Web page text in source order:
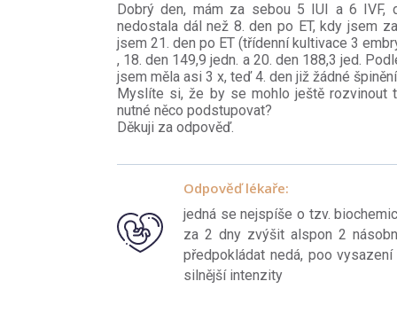
Dobrý den, mám za sebou 5 IUI a 6
nedostala dál než 8. den po ET, kdy jsem
jsem 21. den po ET (třídenní kultivace 3
, 18. den 149,9 jedn. a 20. den 188,3 jed.
jsem měla asi 3 x, teď 4. den již žádné
Myslíte si, že by se mohlo ještě rozvinout
nutné něco podstupovat?
Děkuji za odpověď.
Odpověď lékaře:
jedná se nejspíše o tzv.
za 2 dny zvýšit alspon 2
předpokládat nedá, poo
silnější intenzity